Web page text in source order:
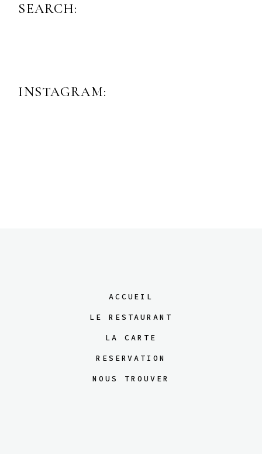
SEARCH:
INSTAGRAM:
ACCUEIL
LE RESTAURANT
LA CARTE
RESERVATION
NOUS TROUVER